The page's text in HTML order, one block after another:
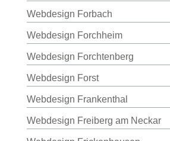
Webdesign Forbach
Webdesign Forchheim
Webdesign Forchtenberg
Webdesign Forst
Webdesign Frankenthal
Webdesign Freiberg am Neckar